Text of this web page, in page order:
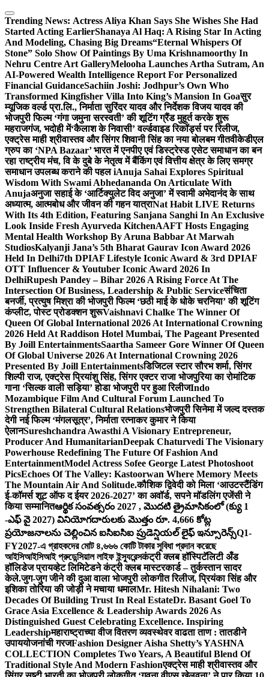
Skip
to
content
Trending News: Actress Aliya Khan Says She Wishes She Had
Started Acting EarlierShanaya Al Haq: A Rising Star In Acting
And Modeling, Chasing Big Dreams“Eternal Whispers Of
Stone” Solo Show Of Paintings By Uma Krishnamoorthy In
Nehru Centre Art GalleryMelooha Launches Artha Sutram, An
AI-Powered Wealth Intelligence Report For Personalized
Financial GuidanceSachiin Joshi: Jodhpur’s Own Who
Transformed Kingfisher Villa Into King’s Mansion In Goaसुर
म्यूजिक वर्ल्ड प्रा.लि., निर्माता सुरिंदर यादव और निर्देशक विजय यादव की
भोजपुरी फिल्म ‘गंगा जमुना सरस्वती’ की शूटिंग ग्रैंड मुहूर्त करके शुरू
महराजगंज, भदोही में‘कैलाश के निवासी’ वर्ल्डवाइड रिकॉर्ड्स पर रिलीज,
एक्ट्रेस माही श्रीवास्तव और सिंगर शिवानी सिंह का नया बोलबम गीतवीकेडीएल
ग्रुप का ‘NPA Bazaar’ भारत में एनपीए एवं डिस्ट्रेस्ड एसेट समाधान का बन
रहा राष्ट्रीय मंच, वि के दुबे के नेतृत्व में बैंकिंग एवं वित्तीय क्षेत्र के लिए समग्र
समाधान उपलब्ध कराने की पहल iAnuja Sahai Explores Spiritual
Wisdom With Swami Abhedananda On Articulate With
Anujaअनुजा सहाई के ‘आर्टिक्युलेट विद अनुजा’ में स्वामी अभेदानंद के साथ
अध्यात्म, आत्मबोध और जीवन की गहन यात्राNat Habit LIVE Returns
With Its 4th Edition, Featuring Sanjana Sanghi In An Exclusive
Look Inside Fresh Ayurveda KitchenAAFT Hosts Engaging
Mental Health Workshop By Aruna Babbar At Marwah
StudiosKalyanji Jana’s 5th Bharat Gaurav Icon Award 2026
Held In Delhi7th DPIAF Lifestyle Iconic Award & 3rd DPIAF
OTT Influencer & Youtuber Iconic Award 2026 In
DelhiRupesh Pandey – Bihar 2026 A Rising Force At The
Intersection Of Business, Leadership & Public Serviceसंचिता
बनर्जी, प्रत्युष मिश्रा की भोजपुरी फिल्म ‘छठी माई के धोके चरनिया’ की शूटिंग
कंप्लीट, पोस्ट प्रोडक्शन शुरूVaishnavi Chalke The Winner Of
Queen Of Global International 2026 At International Crowning
2026 Held At Raddison Hotel Mumbai, The Pageant Presented
By Joill EntertainmentsSaartha Sameer Gore Winner Of Queen
Of Global Universe 2026 At International Crowning 2026
Presented By Joill Entertainmentsडिजिटल स्टार सौरभ शर्मा, सिंगर
शिल्पी राज, एक्ट्रेस प्रियांशु सिंह, सिंगर एक्टर राजा भोजपुरिया का रोमांटिक
गाना ‘सिल्क वाली सड़िया’ होडा भोजपुरी पर हुआ रिलीजIndo
Mozambique Film And Cultural Forum Launched To
Strengthen Bilateral Cultural Relationsभोजपुरी सिनेमा में जल्द दस्तक
देगी नई फिल्म ‘मंगलसूत्र’, निर्माता रत्नाकर कुमार ने किया
ऐलानSureshchandra Awasthi A Visionary Entrepreneur,
Producer And HumanitarianDeepak Chaturvedi The Visionary
Powerhouse Redefining The Future Of Fashion And
EntertainmentModel Actress Sofee George Latest Photoshoot
PicsEchoes Of The Valley: Kastoorwan Where Memory Meets
The Mountain Air And Solitude.कौशिक द्विवेदी को मिला ‘आउटस्टैंडिंग
ई-कॉमर्स शूट ऑफ द ईयर 2026-2027’ का अवॉर्ड, सपने मॉडलिंग एजेंसी ने
किया सम्मानितఆర్థిక సంవత్సరం 2027 , మొదటి త్రైమాసికంలో (క్యు 1
-ఎఫ్ వై 2027) వినియోగదారులకు మొత్తం రూ. 4,666 కోట్ల
ప్రయోజనాలను చెల్లించిన ఐసిఐసిఐ ప్రుడెన్షియల్ లైఫ్ ఇన్సూరెన్స్Q1-
FY2027-এ গ্রাহকদের মোট ৪,৬৬৬ কোটি টাকার সুবিধা প্রদান করেছে
আইসিআইসিআই প্রুডেন্সিয়াল লাইফ ইন্স্যুরেন্সकंट्री क्लब हॉस्पिटॅलिटी अँड
हॉलिडेज प्रायव्हेट लिमिटेडने कंट्री क्लब मास्टरकार्ड – तुर्कस्तान सादर
केले.जुग-जुग जीने की दुआ वाला भोजपुरी लोकगीत रिलीज, प्रियंका सिंह और
इशिका तोरिया की जोड़ी ने मचाया धमालMr. Hitesh Nihalani: Two
Decades Of Building Trust In Real EstateDr. Basant Goel To
Grace Asia Excellence & Leadership Awards 2026 As
Distinguished Guest Celebrating Excellence. Inspiring
Leadershipमहाराष्ट्राच्या वीज वितरण व्यवस्थेवर वाढता ताण : तातडीने
उपाययोजनांची गरजFashion Designer Aisha Shetty’s YASHNA
COLLECTION Completes Two Years, A Beautiful Blend Of
Traditional Style And Modern Fashionएक्ट्रेस माही श्रीवास्तव और